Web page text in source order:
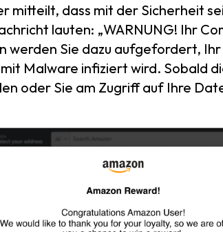
mitteilt, dass mit der Sicherheit
lauten: „WARNUNG! Ihr
werden Sie dazu aufgefordert,
Malware infiziert wird. Sobald
oder Sie am Zugriff auf Ihre